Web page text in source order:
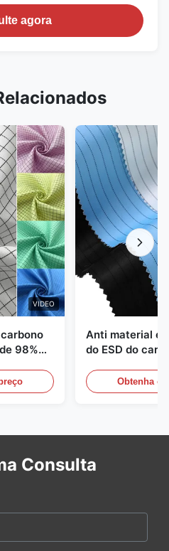
agora
VIDEO
98%
Anti material
do ESD do
Obtenha o
Consulta